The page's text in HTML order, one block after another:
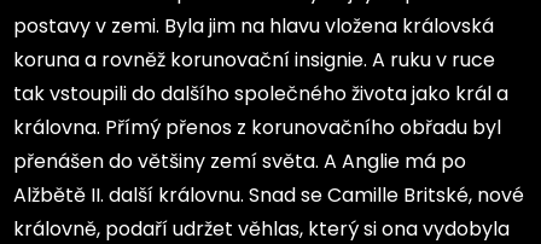
postavy v zemi. Byla jim na hlavu vložena královská
koruna a rovněž korunovační insignie. A ruku v ruce
tak vstoupili do dalšího společného života jako král a
královna. Přímý přenos z korunovačního obřadu byl
přenášen do většiny zemí světa. A Anglie má po
Alžbětě II. další královnu. Snad se Camille Britské, nové
královně, podaří udržet věhlas, který si ona vydobyla